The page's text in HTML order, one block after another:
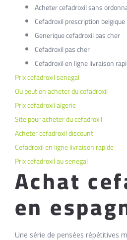
Acheter cefadroxil sans
Cefadroxil prescription belgique
Generique cefadroxil pas cher
Cefadroxil pas cher
Cefadroxil en ligne livraison
Prix cefadroxil senegal
Ou peut on acheter du cefadroxil
Prix cefadroxil algerie
Site pour acheter du cefadroxil
Acheter cefadroxil discount
Cefadroxil en ligne livraison rapide
Prix cefadroxil au senegal
Achat
en
Une série de pensées répétitives